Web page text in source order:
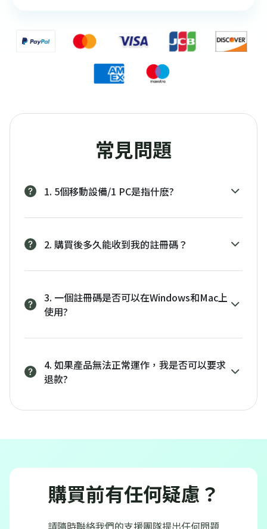
常見問題
1. 5個移動設備/1 PC是指什麽?
2. 購買後多久能收到我的註冊碼？
3. 一個註冊碼是否可以在Windows和Mac上
使用?
4. 如果產品無法正常運作，我是否可以要求
退款?
購買前有任何疑慮？
請隨時聯絡我們的支援團隊提出任何問題